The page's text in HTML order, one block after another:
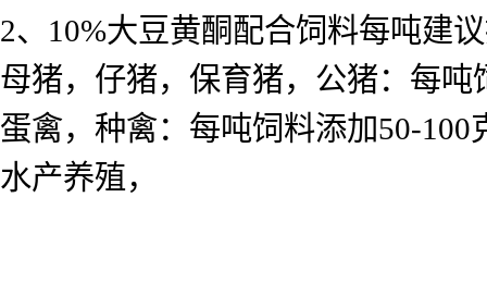
2、10%大豆黄酮配合饲料每吨建
母猪，仔猪，保育猪，公猪：每吨
蛋禽，种禽：每吨饲料添加50-100
水产养殖，